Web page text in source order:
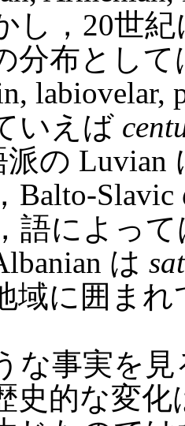
し，20世
分布とし
いえば
派の
Balto-
語によっ
は
域に囲ま
事実を見
史的な変